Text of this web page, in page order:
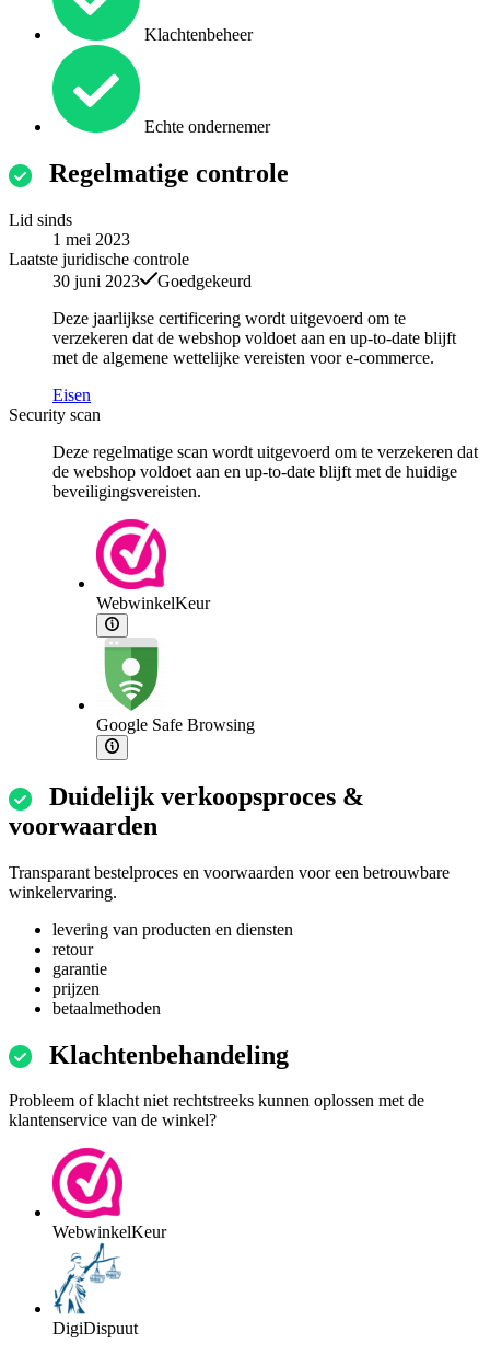
Klachtenbeheer
Echte ondernemer
Regelmatige controle
Lid sinds
1 mei 2023
Laatste juridische controle
30 juni 2023
Goedgekeurd
Deze jaarlijkse certificering wordt uitgevoerd om te
verzekeren dat de webshop voldoet aan en up-to-date blijft
met de algemene wettelijke vereisten voor e-commerce.
Eisen
Security scan
Deze regelmatige scan wordt uitgevoerd om te verzekeren dat
de webshop voldoet aan en up-to-date blijft met de huidige
beveiligingsvereisten.
WebwinkelKeur
Google Safe Browsing
Duidelijk verkoopsproces &
voorwaarden
Transparant bestelproces en voorwaarden voor een betrouwbare
winkelervaring.
levering van producten en diensten
retour
garantie
prijzen
betaalmethoden
Klachtenbehandeling
Probleem of klacht niet rechtstreeks kunnen oplossen met de
klantenservice van de winkel?
WebwinkelKeur
DigiDispuut